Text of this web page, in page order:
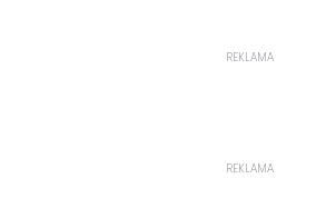
REKLAMA
REKLAMA